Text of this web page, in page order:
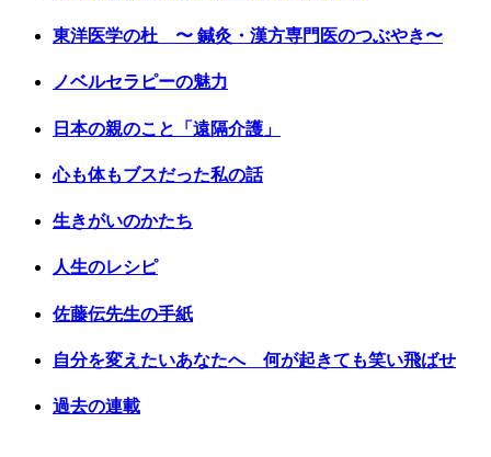
東洋医学の杜 〜 鍼灸・漢方専門医のつぶやき〜
ノベルセラピーの魅力
日本の親のこと「遠隔介護」
心も体もブスだった私の話
生きがいのかたち
人生のレシピ
佐藤伝先生の手紙
自分を変えたいあなたへ 何が起きても笑い飛ばせ
過去の連載